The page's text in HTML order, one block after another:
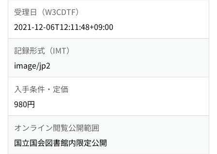
受理日（W3CDTF）
2021-12-06T12:11:48+09:00
記録形式（IMT）
image/jp2
入手条件・定価
980円
オンライン閲覧公開範囲
国立国会図書館内限定公開